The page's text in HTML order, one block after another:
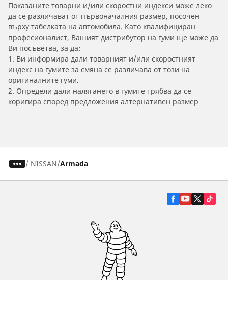
Показаните товарни и/или скоростни индекси може леко
да се различават от първоначалния размер, посочен
върху табелката на автомобила. Като квалифициран
професионалист, Вашият дистрибутор на гуми ще може да
Ви посъветва, за да:
1. Ви информира дали товарният и/или скоростният
индекс на гумите за смяна се различава от този на
оригиналните гуми.
2. Определи дали налягането в гумите трябва да се
коригира според предложения алтернативен размер
/ NISSAN Armada